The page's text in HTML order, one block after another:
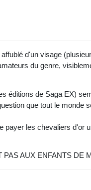
d'un visage
du genre,
éditions de Saga EX)
que tout le monde
les chevaliers
AUX ENFANTS DE